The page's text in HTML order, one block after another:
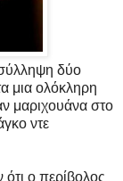
δύο
μια ολόκληρη
μαριχουάνα στο
ντε
ο περίβολος